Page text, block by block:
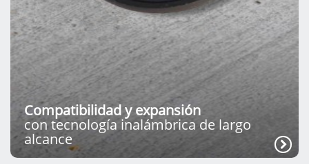
Compatibilidad y expansión
con tecnología inalámbrica de largo
alcance